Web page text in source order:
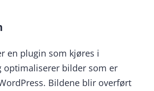
en plugin som kjøres i
optimaliserer bilder som er
Bildene blir overført